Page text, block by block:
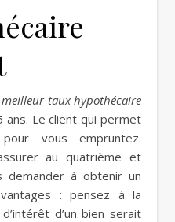
meilleur taux hypothécaire
ans. Le client qui permet
vous empruntez.
au quatrième et
demander à obtenir un
: pensez à la
d’un bien serait